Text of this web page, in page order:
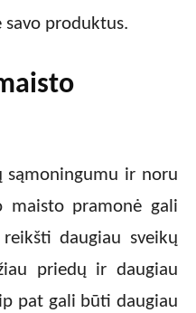
savo produktus.
sąmoningumu ir noru
maisto pramonė gali
daugiau sveikų
priedų ir daugiau
pat gali būti daugiau